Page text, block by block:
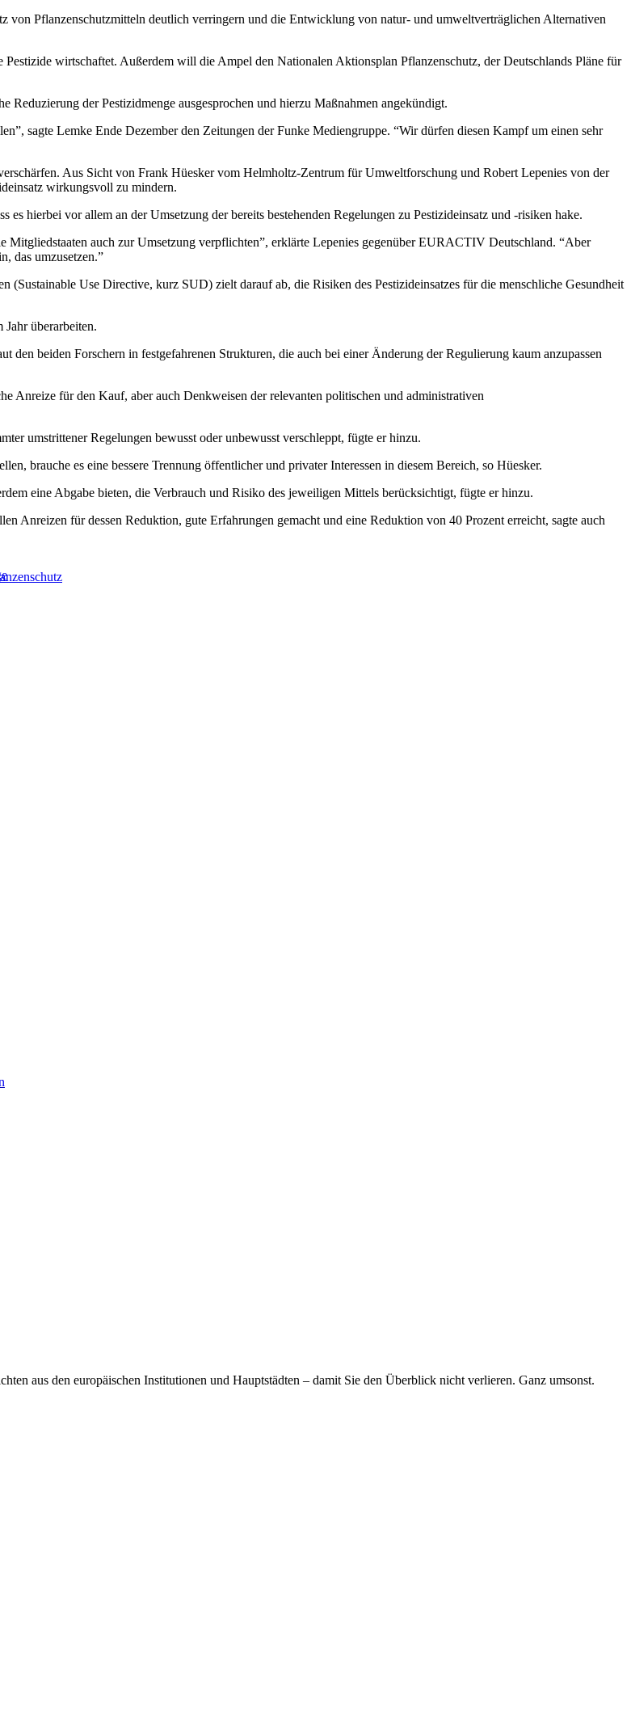
Pflanzenschutzmitteln deutlich verringern und die Entwicklung von natur- und umweltverträglichen Alternativen
wirtschaftet. Außerdem will die Ampel den Nationalen Aktionsplan Pflanzenschutz, der Deutschlands Pläne für
der Pestizidmenge ausgesprochen und hierzu Maßnahmen angekündigt.
sagte Lemke Ende Dezember den Zeitungen der Funke Mediengruppe. “Wir dürfen diesen Kampf um einen sehr
Aus Sicht von Frank Hüesker vom Helmholtz-Zentrum für Umweltforschung und Robert Lepenies von der
wirkungsvoll zu mindern.
es hierbei vor allem an der Umsetzung der bereits bestehenden Regelungen zu Pestizideinsatz und -risiken hake.
auch zur Umsetzung verpflichten”, erklärte Lepenies gegenüber EURACTIV Deutschland. “Aber
das umzusetzen.”
Use Directive, kurz SUD) zielt darauf ab, die Risiken des Pestizideinsatzes für die menschliche Gesundheit
überarbeiten.
beiden Forschern in festgefahrenen Strukturen, die auch bei einer Änderung der Regulierung kaum anzupassen
Anreize für den Kauf, aber auch Denkweisen der relevanten politischen und administrativen
umstrittener Regelungen bewusst oder unbewusst verschleppt, fügte er hinzu.
brauche es eine bessere Trennung öffentlicher und privater Interessen in diesem Bereich, so Hüesker.
eine Abgabe bieten, die Verbrauch und Risiko des jeweiligen Mittels berücksichtigt, fügte er hinzu.
Anreizen für dessen Reduktion, gute Erfahrungen gemacht und eine Reduktion von 40 Prozent erreicht, sagte auch
aus den europäischen Institutionen und Hauptstädten – damit Sie den Überblick nicht verlieren. Ganz umsonst.